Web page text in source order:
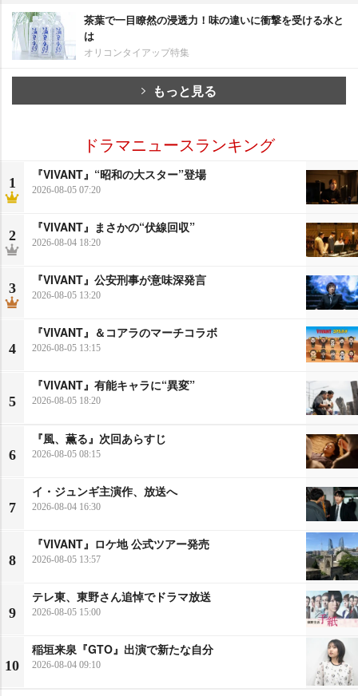
茶葉で一目瞭然の浸透力！味の違いに衝撃を受ける水と
は
オリコンタイアップ特集
もっと見る
ドラマニュースランキング
1
『VIVANT』“昭和の大スター”登場
2026-08-05 07:20
2
『VIVANT』まさかの“伏線回収”
2026-08-04 18:20
3
『VIVANT』公安刑事が意味深発言
2026-08-05 13:20
4
『VIVANT』＆コアラのマーチコラボ
2026-08-05 13:15
5
『VIVANT』有能キャラに“異変”
2026-08-05 18:20
6
『風、薫る』次回あらすじ
2026-08-05 08:15
7
イ・ジュンギ主演作、放送へ
2026-08-04 16:30
8
『VIVANT』ロケ地 公式ツアー発売
2026-08-05 13:57
9
テレ東、東野さん追悼でドラマ放送
2026-08-05 15:00
10
稲垣来泉『GTO』出演で新たな自分
2026-08-04 09:10